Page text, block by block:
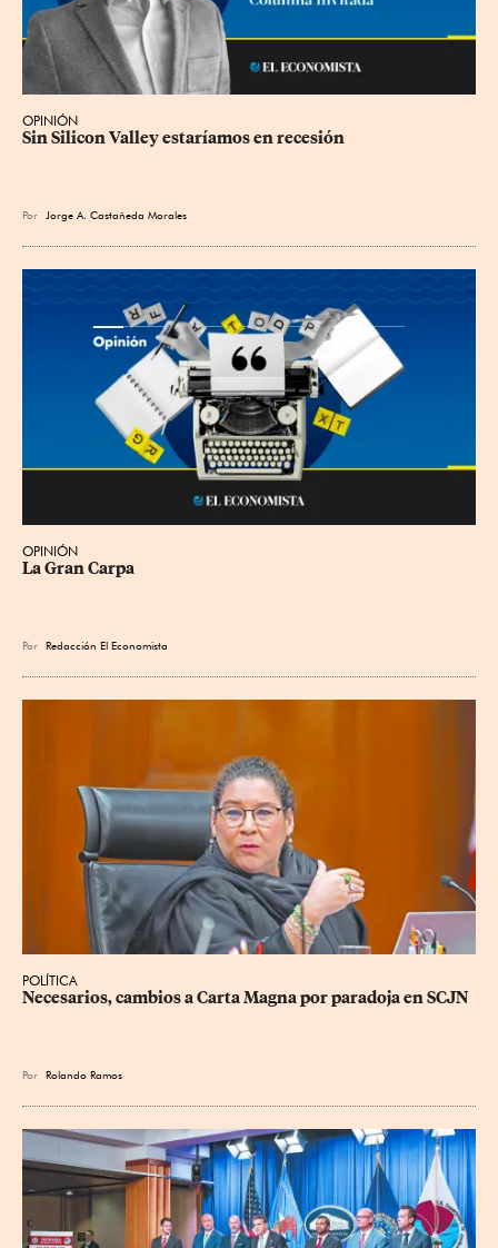
OPINIÓN
Sin Silicon Valley estaríamos en recesión
Por Jorge A. Castañeda Morales
OPINIÓN
La Gran Carpa
Por Redacción El Economista
POLÍTICA
Necesarios, cambios a Carta Magna por paradoja en SCJN
Por Rolando Ramos